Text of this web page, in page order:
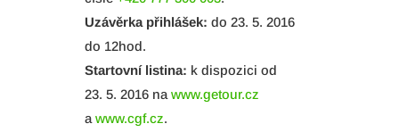
Uzávěrka přihlášek: do 23. 5. 2016
do 12hod.
Startovní listina: k dispozici od
23. 5. 2016 na www.getour.cz
a www.cgf.cz.